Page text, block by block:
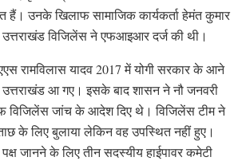
हैं। उनके खिलाफ सामाजिक कार्यकर्ता हेमंत कुमार
उत्तराखंड विजिलेंस ने एफआइआर दर्ज की थी।
रामविलास यादव 2017 में योगी सरकार के आने
आ गए। इसके बाद शासन ने नौ जनवरी
विजिलेंस जांच के आदेश दिए थे। विजिलेंस टीम ने
के लिए बुलाया लेकिन वह उ‍पस्थित नहीं हुए।
जानने के लिए तीन सदस्यीय हाईपावर कमेटी